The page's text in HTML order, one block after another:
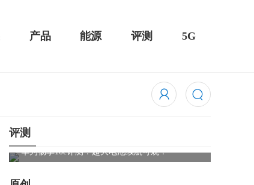
产品 能源 评测 5G
评测
华为畅享10e评测：超大电池续航可观！